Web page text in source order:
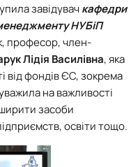
завідувачкафедри
НУБіП
професор, член-
Лідія Василівна, яка
від фондів ЄС, зокрема
на важливості
засоби
освіти тощо.